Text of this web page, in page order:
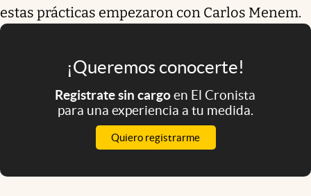
estas prácticas empezaron con Carlos Menem.
¡Queremos conocerte!
Registrate sin cargoen El Cronista
para una experiencia a tu medida.
Quiero registrarme